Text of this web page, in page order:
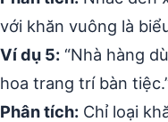
với khăn vuông là
Ví dụ 5: “Nhà hàng
hoa trang trí bàn
Phân tích: Chỉ loại